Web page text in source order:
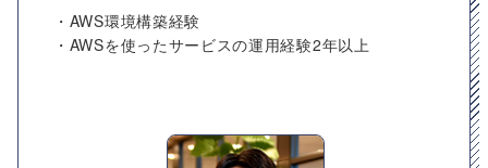
・AWS環境構築経験
・AWSを使ったサービスの運用経験2年以上